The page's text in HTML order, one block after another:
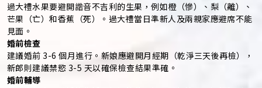
過大禮水果要避開諧音不吉利的生果，例如橙（慘）、梨（離）、
芒果（亡）和香蕉（死）。過大禮當日準新人及兩親家應避席不能
見面。
婚前檢查
建議婚前 3-6 個月進行。新娘應避開月經期（乾淨三天後再檢），
新郎則建議禁慾 3-5 天以確保檢查結果準確。
婚前輔導